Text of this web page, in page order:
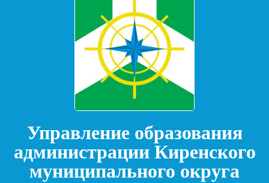
Управление образования
администрации Киренского
муниципального округа